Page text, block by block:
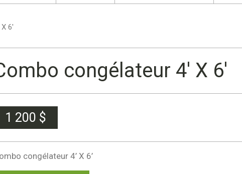
6′
congélateur 4′ X 6′
1 200 $
congélateur 4’ X 6’